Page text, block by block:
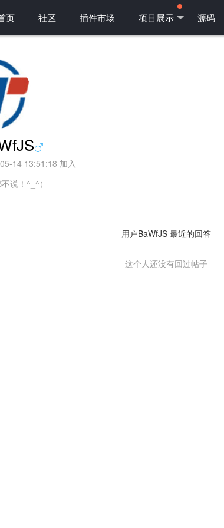
页 社区 插件市场 项目展示 源码
14 13:51:18 加入
说！^_^）
用户BaWfJS 最近的回答
这个人还没有回过帖子